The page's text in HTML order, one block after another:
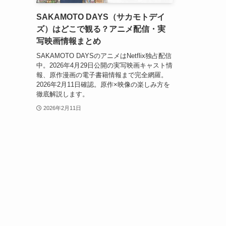
SAKAMOTO DAYS（サカモトデイ
ズ）はどこで観る？アニメ配信・実
写映画情報まとめ
SAKAMOTO DAYSのアニメはNetflix独占配信
中。2026年4月29日公開の実写映画キャスト情
報、原作漫画の電子書籍情報まで完全網羅。
2026年2月11日確認。原作×映像の楽しみ方を
徹底解説します。
2026年2月11日